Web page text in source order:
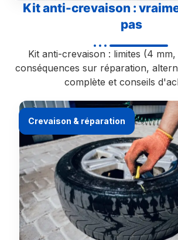
Kit anti-crevaison :
pas
Kit anti-crevaison : limites (4
conséquences sur réparation,
complète et conseils
Crevaison & réparation